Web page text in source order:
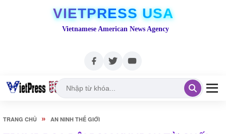
VIETPRESS USA
Vietnamese American News Agency
TRANG CHỦ » AN NINH THẾ GIỚI